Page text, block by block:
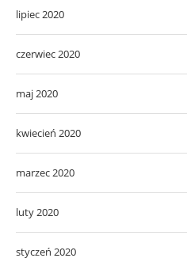
lipiec 2020
czerwiec 2020
maj 2020
kwiecień 2020
marzec 2020
luty 2020
styczeń 2020